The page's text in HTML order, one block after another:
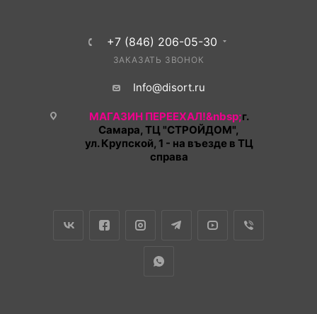
+7 (846) 206-05-30
ЗАКАЗАТЬ ЗВОНОК
Info@disort.ru
МАГАЗИН ПЕРЕЕХАЛ!&nbsp;г.
Самара, ТЦ "СТРОЙДОМ",
ул. Крупской, 1 - на въезде в ТЦ
справа